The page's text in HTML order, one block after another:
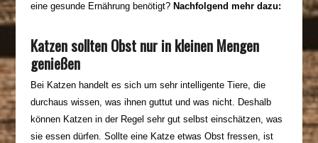
eine gesunde Ernährung benötigt? Nachfolgend mehr dazu:
Katzen sollten Obst nur in kleinen Mengen
genießen
Bei Katzen handelt es sich um sehr intelligente Tiere, die
durchaus wissen, was ihnen guttut und was nicht. Deshalb
können Katzen in der Regel sehr gut selbst einschätzen, was
sie essen dürfen. Sollte eine Katze etwas Obst fressen, ist